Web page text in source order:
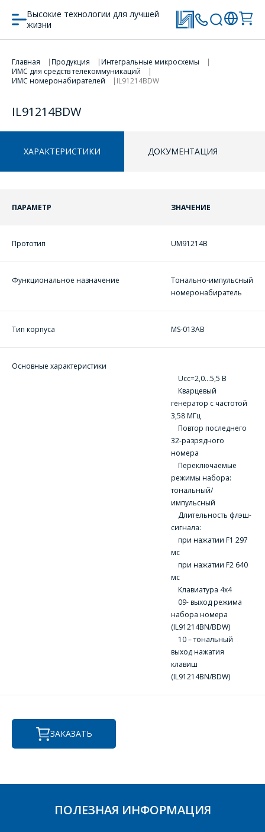
Высокие технологии для лучшей
жизни
Главная Продукция
Интегральные микросхемы
ИМС для средств телекоммуникаций
ИМС номеронабирателей
IL91214BDW
IL91214BDW
ХАРАКТЕРИСТИКИ ДОКУМЕНТАЦИЯ
ПАРАМЕТР ЗНАЧЕНИЕ
Прототип UM91214B
Функциональное назначение
Тонально-импульсный
номеронабиратель
Тип корпуса MS-013AB
Основные характеристики
Ucc=2,0…5,5 В
Кварцевый
генератор с частотой
3,58 MГц
Повтор последнего
32-разрядного
номера
Переключаемые
режимы набора:
тональный/
импульсный
Длительность флэш-
сигнала:
при нажатии F1 297
мс
при нажатии F2 640
мс
Клавиатура 4х4
09- выход режима
набора номера
(IL91214BN/BDW)
10 – тональный
выход нажатия
клавиш
(IL91214BN/BDW)
ЗАКАЗАТЬ
ПЕРЕЙТИ В КОРЗИНУ
ПЕРЕЙТИ В КОРЗИНУ
ПОЛЕЗНАЯ ИНФОРМАЦИЯ
Форма предназначена
осуществляются в ТД
"ИНТЕГРАЛ", тел.+375
сотрудники компании
СОТРУДНИКИ
КОМПАНИИ С
Интересующий товар/